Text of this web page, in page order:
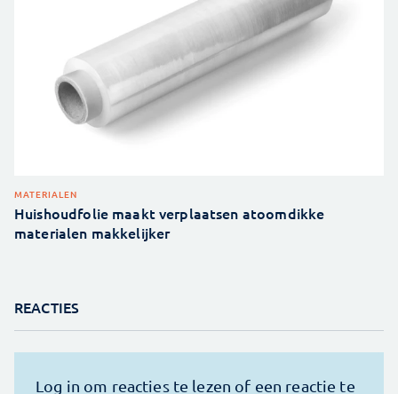
MATERIALEN
Huishoudfolie maakt verplaatsen atoomdikke
materialen makkelijker
REACTIES